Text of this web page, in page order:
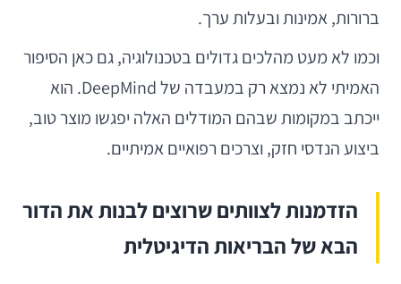
ברורות, אמינות ובעלות ערך.
וכמו לא מעט מהלכים גדולים בטכנולוגיה, גם כאן הסיפור
האמיתי לא נמצא רק במעבדה של DeepMind. הוא
ייכתב במקומות שבהם המודלים האלה יפגשו מוצר טוב,
ביצוע הנדסי חזק, וצרכים רפואיים אמיתיים.
הזדמנות לצוותים שרוצים לבנות את הדור
הבא של הבריאות הדיגיטלית